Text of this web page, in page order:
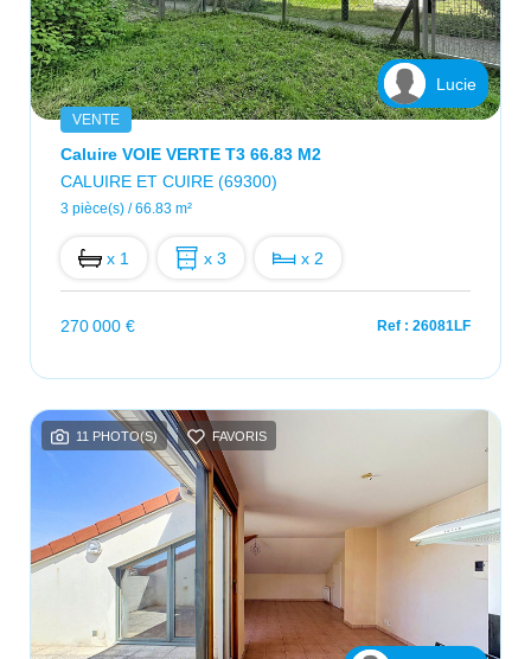
Lucie
VENTE
Caluire VOIE VERTE T3 66.83 M2
CALUIRE ET CUIRE (69300)
3 pièce(s) / 66.83 m²
x 1 x 3 x 2
270 000 € Ref : 26081LF
11 PHOTO(S) FAVORIS